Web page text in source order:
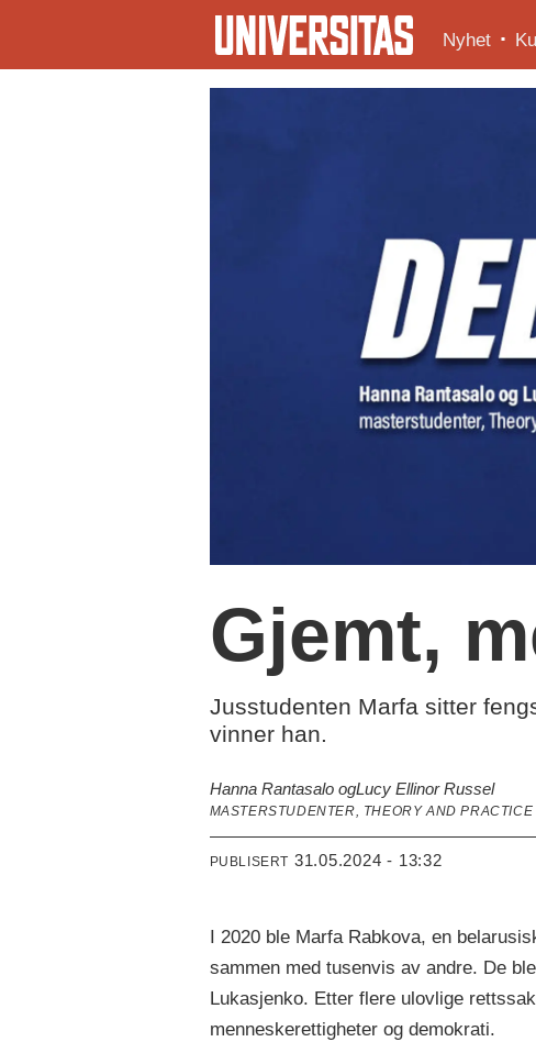
Nyhet
Gjemt,
Jusstudenten Marfa sitter
vinner han.
Hanna Rantasalo ogLucy Ellinor Russel
MASTERSTUDENTER, THEORY AND
PUBLISERT 31.05.2024 - 13:32
I 2020 ble Marfa Rabkova, en
sammen med tusenvis av andre. De
Lukasjenko. Etter flere ulovlige
menneskerettigheter og demokrati.